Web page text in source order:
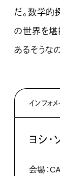
だ。数学的
の世界を堪
あるそうな
インフォ
ヨシ・
会場：